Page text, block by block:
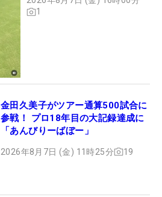
1
金田久美子がツアー通算500試合に
参戦！ プロ18年目の大記録達成に
「あんびりーばぼー」
2026年8月7日 (金) 11時25分 19